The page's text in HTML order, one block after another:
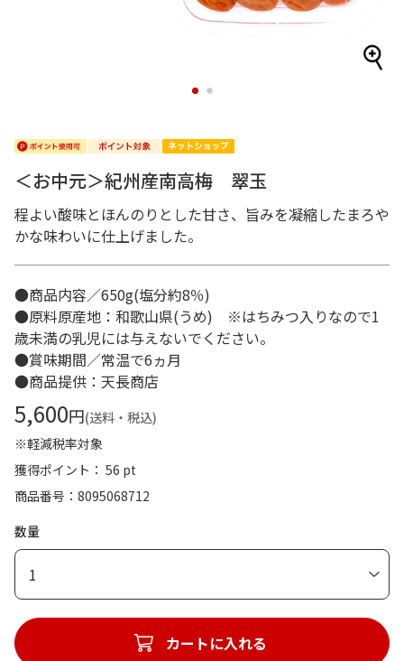
1 2
＜お中元＞紀州産南高梅 翠玉
程よい酸味とほんのりとした甘さ、旨みを凝縮したまろや
かな味わいに仕上げました。
●商品内容／650g(塩分約8％)
●原料原産地：和歌山県(うめ) ※はちみつ入りなので1
歳未満の乳児には与えないでください。
●賞味期間／常温で6ヵ月
●商品提供：天長商店
5,600円(送料・税込)
※軽減税率対象
獲得ポイント： 56 pt
商品番号
8095068712
数量
1
カートに入れる